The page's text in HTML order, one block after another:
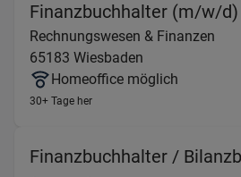
Finanzbuchhalter (m/w/d)
Rechnungswesen & Finanzen
65183 Wiesbaden
Homeoffice möglich
30+ Tage her
Finanzbuchhalter /